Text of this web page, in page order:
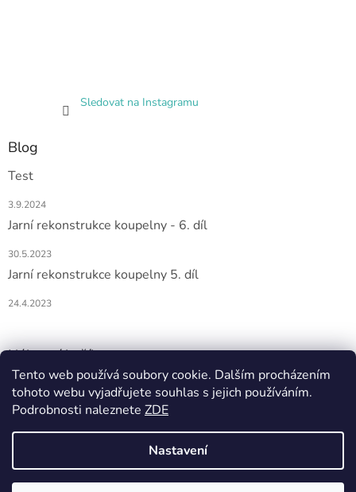
Tento web používá soubory cookie. Dalším procházením
tohoto webu vyjadřujete souhlas s jejich používáním.
Podrobnosti naleznete ZDE
Nastavení
Sledovat na Instagramu
Blog
Test
3.9.2024
Jarní rekonstrukce koupelny - 6. díl
30.5.2023
Jarní rekonstrukce koupelny 5. díl
24.4.2023
Nákupní košík
0KS /0 KČ
Vytvořil Shoptet